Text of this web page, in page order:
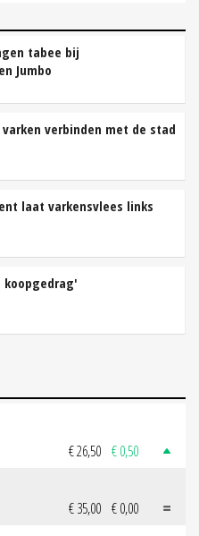
tabee bij
Jumbo
verbinden met de stad
laat varkensvlees links
koopgedrag'
€ 26,50 € 0,50
€ 35,00 € 0,00